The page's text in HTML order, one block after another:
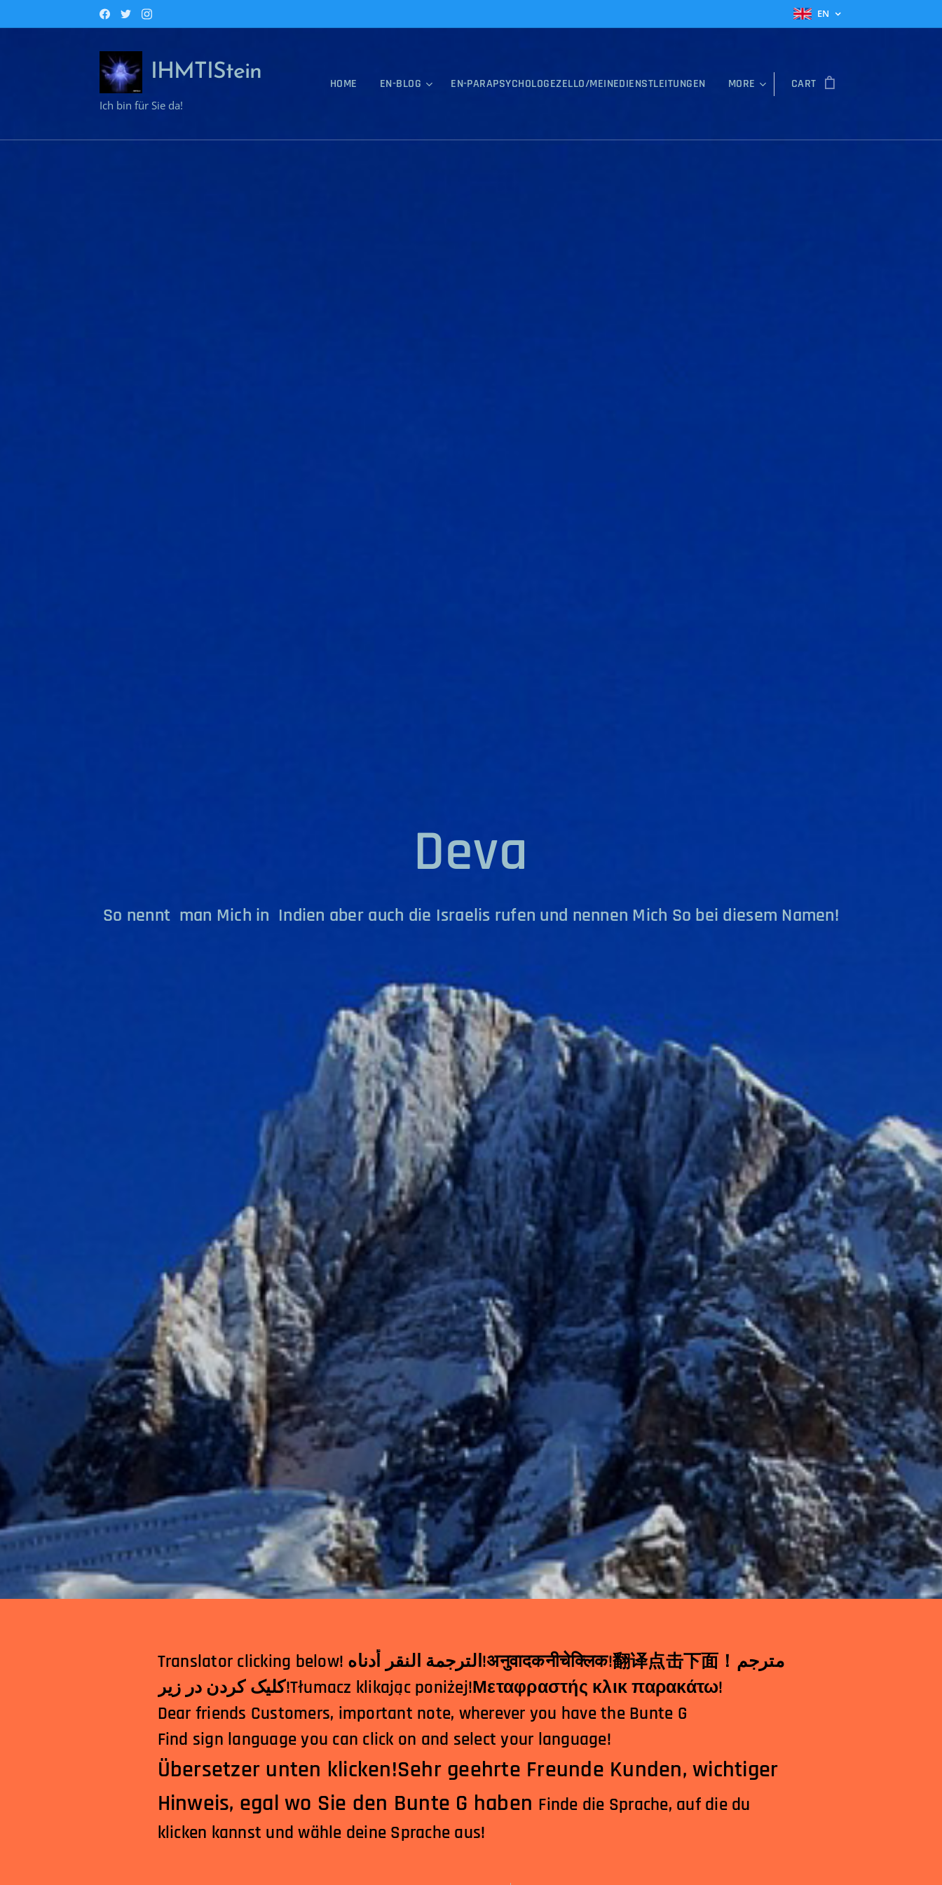
EN
IHMTIStein
Ich bin für Sie da!
HOME EN-BLOG EN-PARAPSYCHOLOGEZELLO/MEINEDIENSTLEITUNGEN MORE CART
Deva
So nennt man Mich in Indien aber auch die Israelis rufen und nennen Mich So bei diesem Namen!
Translator clicking below! الترجمة النقر أدناه!अनुवादकनीचेक्लिक!翻译点击下面！مترجم
کلیک کردن در زیر!Tłumacz klikając poniżej!Μεταφραστής κλικ παρακάτω!
Dear friends Customers, important note, wherever you have the Bunte G
Find sign language you can click on and select your language!
Übersetzer unten klicken!Sehr geehrte Freunde Kunden, wichtiger
Hinweis, egal wo Sie den Bunte G haben Finde die Sprache, auf die du
klicken kannst und wähle deine Sprache aus!